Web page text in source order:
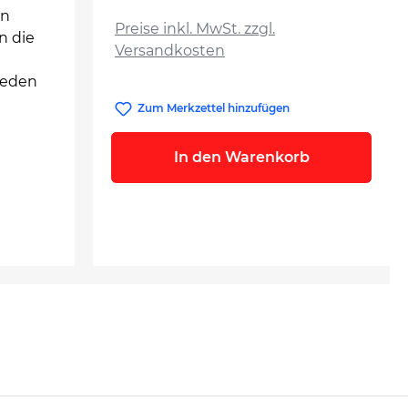
die
Preise inkl. MwSt. zzgl.
Versandkosten
Zum Merkzettel hinzufügen
In den Warenkorb